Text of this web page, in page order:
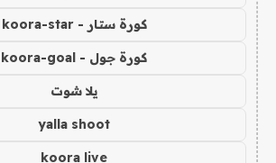
كورة ستار - koora-star
كورة جول - koora-goal
يلا شوت
yalla shoot
koora live